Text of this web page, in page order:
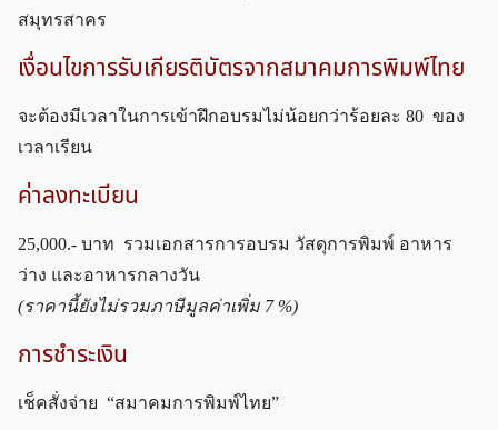
สมุทรสาคร
เงื่อนไขการรับเกียรติบัตรจากสมาคมการพิมพ์ไทย
จะต้องมีเวลาในการเข้าฝึกอบรมไม่น้อยกว่าร้อยละ 80 ของ
เวลาเรียน
ค่าลงทะเบียน
25,000.- บาท รวมเอกสารการอบรม วัสดุการพิมพ์ อาหาร
ว่าง และอาหารกลางวัน
(ราคานี้ยังไม่รวมภาษีมูลค่าเพิ่ม 7 %)
การชำระเงิน
เช็คสั่งจ่าย “สมาคมการพิมพ์ไทย”